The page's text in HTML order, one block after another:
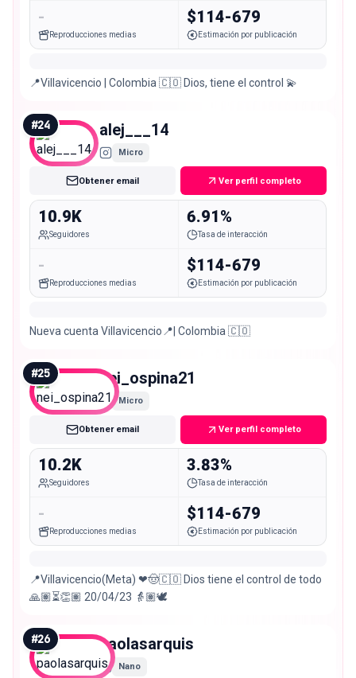
-
Reproducciones medias
$114-679
Estimación por publicación
📍Villavicencio | Colombia 🇨🇴 Dios, tiene el control 💫
#24 alej___14
Micro
Obtener email Ver perfil completo
10.9K
Seguidores
6.91%
Tasa de interacción
-
Reproducciones medias
$114-679
Estimación por publicación
Nueva cuenta Villavicencio📍| Colombia 🇨🇴
#25 nei_ospina21
Micro
Obtener email Ver perfil completo
10.2K
Seguidores
3.83%
Tasa de interacción
-
Reproducciones medias
$114-679
Estimación por publicación
📍Villavicencio(Meta) ❤🤠🇨🇴 Dios tiene el control de todo
🙏🏽⏳👏🏽 20/04/23 👵🏽🕊️
#26 paolasarquis
Nano